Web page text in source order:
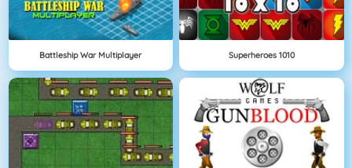
Battleship War Multiplayer Superheroes 1010